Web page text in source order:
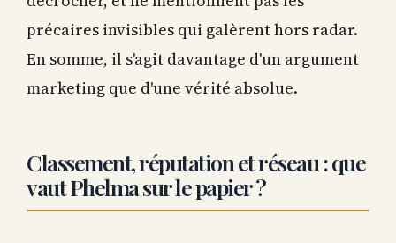
précaires invisibles qui galèrent hors radar.
En somme, il s'agit davantage d'un argument
marketing que d'une vérité absolue.
Classement, réputation et réseau : que
vaut Phelma sur le papier ?